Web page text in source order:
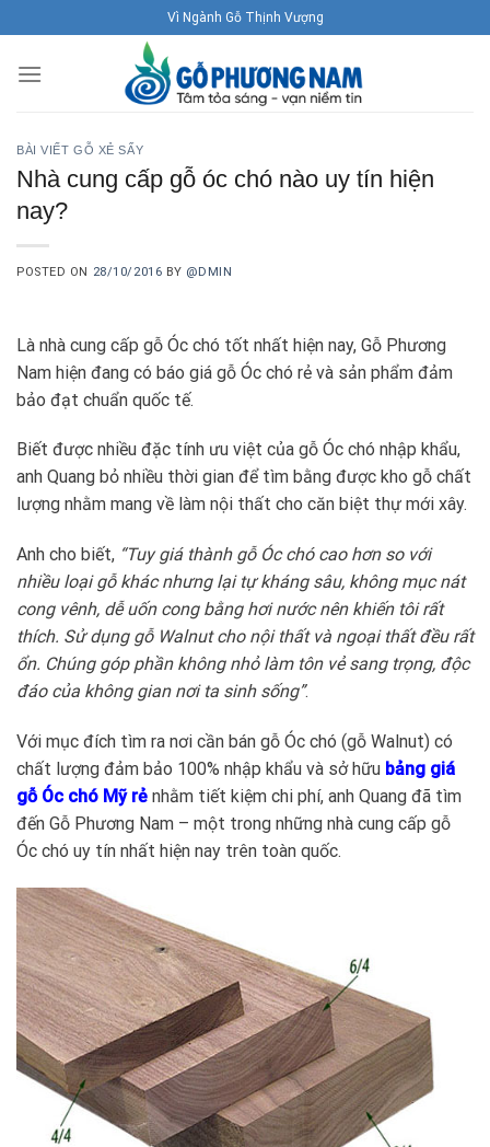
to
content
Vì Ngành Gỗ Thịnh Vượng
BÀI VIẾT GỖ XẺ SẤY
Nhà cung cấp gỗ óc chó nào uy tín hiện
nay?
POSTED ON 28/10/2016 BY @DMIN
Là nhà cung cấp gỗ Óc chó tốt nhất hiện nay, Gỗ Phương
Nam hiện đang có báo giá gỗ Óc chó rẻ và sản phẩm đảm
bảo đạt chuẩn quốc tế.
Biết được nhiều đặc tính ưu việt của gỗ Óc chó nhập khẩu,
anh Quang bỏ nhiều thời gian để tìm bằng được kho gỗ chất
lượng nhằm mang về làm nội thất cho căn biệt thự mới xây.
Anh cho biết, “Tuy giá thành gỗ Óc chó cao hơn so với
nhiều loại gỗ khác nhưng lại tự kháng sâu, không mục nát
cong vênh, dễ uốn cong bằng hơi nước nên khiến tôi rất
thích. Sử dụng gỗ Walnut cho nội thất và ngoại thất đều rất
ổn. Chúng góp phần không nhỏ làm tôn vẻ sang trọng, độc
đáo của không gian nơi ta sinh sống”.
Với mục đích tìm ra nơi cần bán gỗ Óc chó (gỗ Walnut) có
chất lượng đảm bảo 100% nhập khẩu và sở hữu bảng giá
gỗ Óc chó Mỹ rẻ nhằm tiết kiệm chi phí, anh Quang đã tìm
đến Gỗ Phương Nam – một trong những nhà cung cấp gỗ
Óc chó uy tín nhất hiện nay trên toàn quốc.